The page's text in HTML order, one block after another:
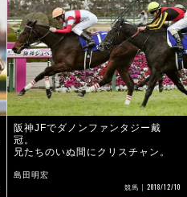
阪神JFでダノンファンタジー戴
冠。
兄たちのいぬ間にクリスチャン。
島田明宏
競馬 2018/12/10